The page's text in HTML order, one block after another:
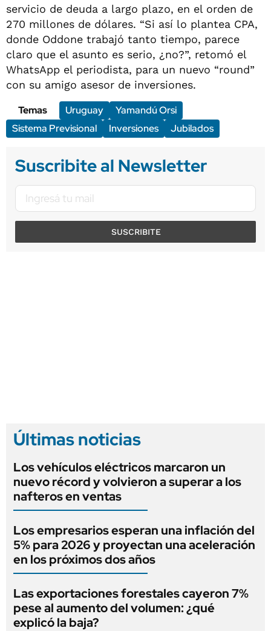
servicio de deuda a largo plazo, en el orden de
270 millones de dólares. “Si así lo plantea CPA,
donde Oddone trabajó tanto tiempo, parece
claro que el asunto es serio, ¿no?”, retomó el
WhatsApp el periodista, para un nuevo “round”
con su amigo asesor de inversiones.
Temas
Uruguay
Yamandú Orsi
Sistema Previsional
Inversiones Jubilados
Suscribite al Newsletter
SUSCRIBITE
Últimas noticias
Los vehículos eléctricos marcaron un
nuevo récord y volvieron a superar a los
nafteros en ventas
Los empresarios esperan una inflación del
5% para 2026 y proyectan una aceleración
en los próximos dos años
Las exportaciones forestales cayeron 7%
pese al aumento del volumen: ¿qué
explicó la baja?